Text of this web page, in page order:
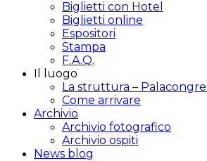
Biglietti con Hotel
Biglietti online
Espositori
Stampa
F.A.Q.
Il luogo
La struttura –
Come arrivare
Archivio
Archivio fotografico
Archivio ospiti
News blog